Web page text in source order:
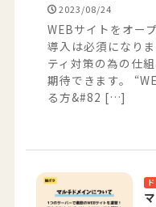
2023/08/24
WEBサイトをオー
導入は必須になり
ティ対策の為の仕
期待できます。
る方&#82 […]